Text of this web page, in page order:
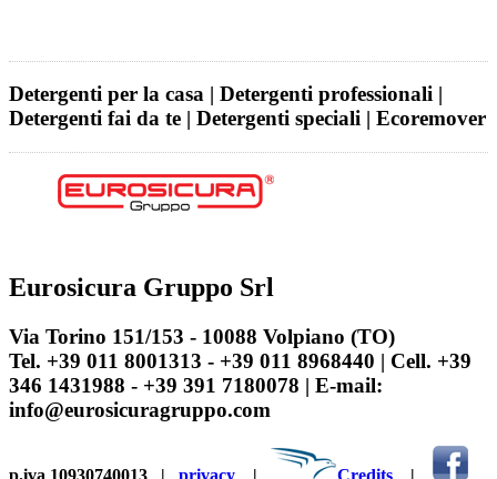
Detergenti per la casa | Detergenti professionali |
Detergenti fai da te | Detergenti speciali | Ecoremover
Eurosicura Gruppo Srl
Via Torino 151/153 - 10088 Volpiano (TO)
Tel. +39 011 8001313 - +39 011 8968440 | Cell. +39
346 1431988 - +39 391 7180078 | E-mail:
info@eurosicuragruppo.com
p.iva 10930740013 | privacy | Credits |